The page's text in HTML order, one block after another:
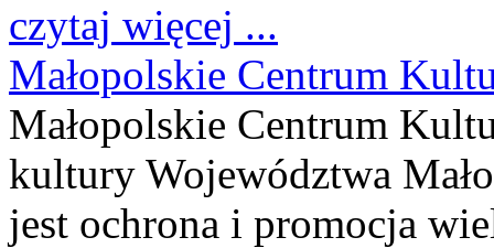
czytaj więcej ...
Małopolskie Centrum
Małopolskie Centrum
kultury Województwa
jest ochrona i promocja